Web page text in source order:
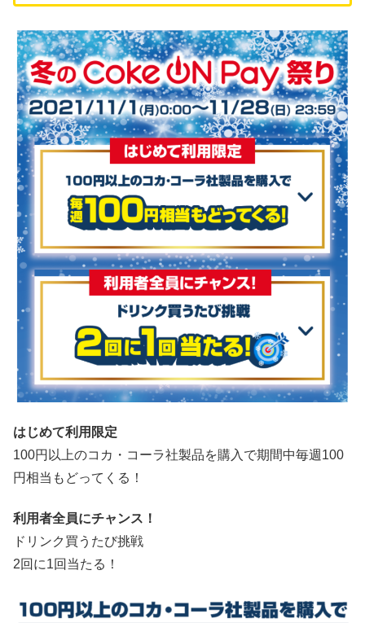
はじめて利用限定
100円以上のコカ・コーラ社製品を購入で期間中毎週100
円相当もどってくる！
利用者全員にチャンス！
ドリンク買うたび挑戦
2回に1回当たる！